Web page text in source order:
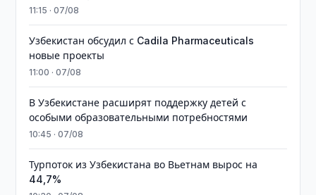
11:15 · 07/08
Узбекистан обсудил с Cadila Pharmaceuticals
новые проекты
11:00 · 07/08
В Узбекистане расширят поддержку детей с
особыми образовательными потребностями
10:45 · 07/08
Турпоток из Узбекистана во Вьетнам вырос на
44,7%